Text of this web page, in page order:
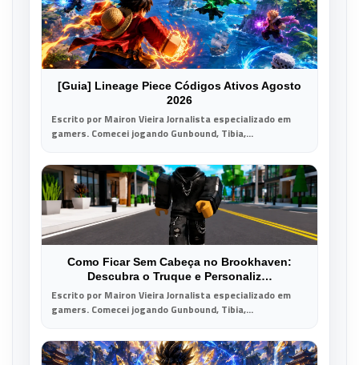
[Guia] Lineage Piece Códigos Ativos Agosto
2026
Escrito por Mairon Vieira Jornalista especializado em
gamers. Comecei jogando Gunbound, Tibia,...
Como Ficar Sem Cabeça no Brookhaven:
Descubra o Truque e Personaliz…
Escrito por Mairon Vieira Jornalista especializado em
gamers. Comecei jogando Gunbound, Tibia,...